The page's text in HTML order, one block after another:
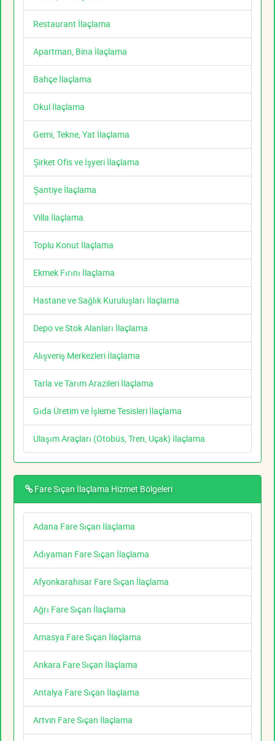
Restaurant İlaçlama
Apartman, Bina İlaçlama
Bahçe İlaçlama
Okul İlaçlama
Gemi, Tekne, Yat İlaçlama
Şirket Ofis ve İşyeri İlaçlama
Şantiye İlaçlama
Villa İlaçlama
Toplu Konut İlaçlama
Ekmek Fırını İlaçlama
Hastane ve Sağlık Kuruluşları İlaçlama
Depo ve Stok Alanları İlaçlama
Alışveriş Merkezleri İlaçlama
Tarla ve Tarım Arazileri İlaçlama
Gıda Üretim ve İşleme Tesisleri İlaçlama
Ulaşım Araçları (Otobüs, Tren, Uçak) İlaçlama
Fare Sıçan İlaçlama Hizmet Bölgeleri
Adana Fare Sıçan İlaçlama
Adıyaman Fare Sıçan İlaçlama
Afyonkarahisar Fare Sıçan İlaçlama
Ağrı Fare Sıçan İlaçlama
Amasya Fare Sıçan İlaçlama
Ankara Fare Sıçan İlaçlama
Antalya Fare Sıçan İlaçlama
Artvin Fare Sıçan İlaçlama